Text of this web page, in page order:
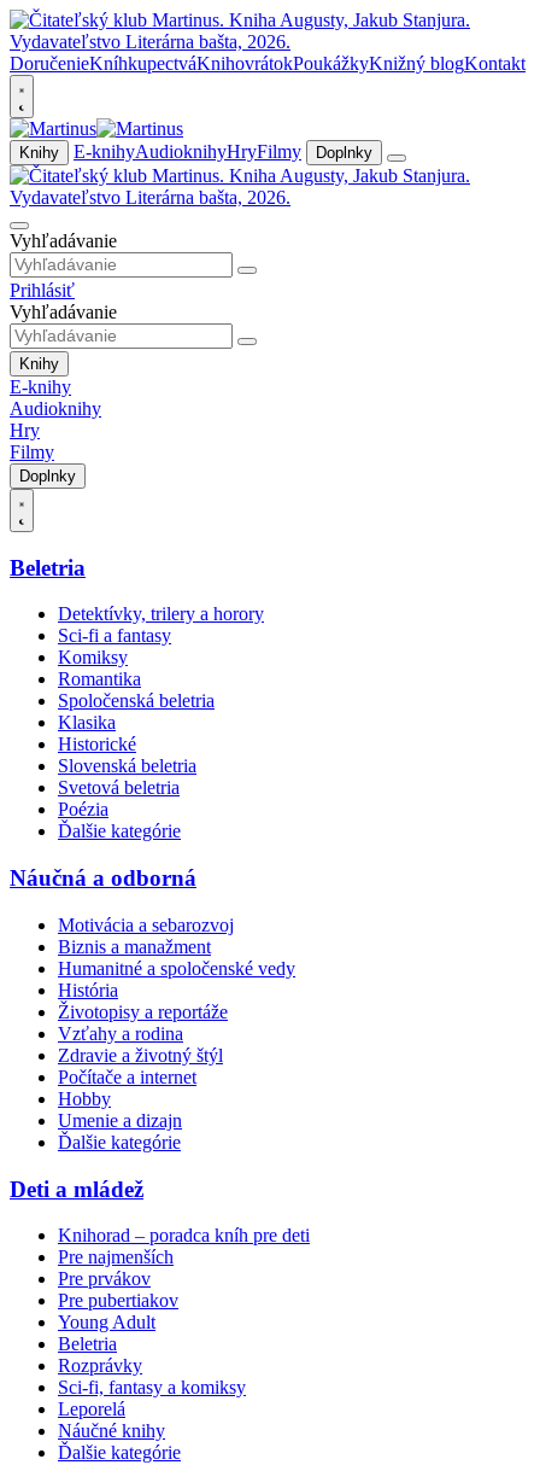
DoručenieKníhkupectváKnihovrátokPoukážkyKnižný blogKontakt
Knihy E-knihyAudioknihyHryFilmy Doplnky
Vyhľadávanie
Prihlásiť
Vyhľadávanie
Knihy
E-knihy
Audioknihy
Hry
Filmy
Doplnky
Beletria
Detektívky, trilery a horory
Sci-fi a fantasy
Komiksy
Romantika
Spoločenská beletria
Klasika
Historické
Slovenská beletria
Svetová beletria
Poézia
Ďalšie kategórie
Náučná a odborná
Motivácia a sebarozvoj
Biznis a manažment
Humanitné a spoločenské vedy
História
Životopisy a reportáže
Vzťahy a rodina
Zdravie a životný štýl
Počítače a internet
Hobby
Umenie a dizajn
Ďalšie kategórie
Deti a mládež
Knihorad – poradca kníh pre deti
Pre najmenších
Pre prvákov
Pre pubertiakov
Young Adult
Beletria
Rozprávky
Sci-fi, fantasy a komiksy
Leporelá
Náučné knihy
Ďalšie kategórie